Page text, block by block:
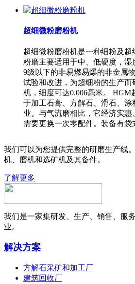
超细微粉磨粉机
超细微粉磨粉机是一种细粉及
粉磨主要适用于中、低硬度，湿
9级以下的非易燃易爆的非金属
试验和改进，为超细粉的生产而
机，细度可达0.006毫米。 HGM
于加工石膏、方解石、滑石、涂
业。与气流磨相比，它经济实惠
需要更换一次零配件。装备有袋
我们可以为您提供完整的研磨生产线
机、磨机和选矿机及其备件。
了解更多
我们是一家集研发、生产、销售、服
业。
解决方案
方解石采矿和加工厂
建筑回收厂